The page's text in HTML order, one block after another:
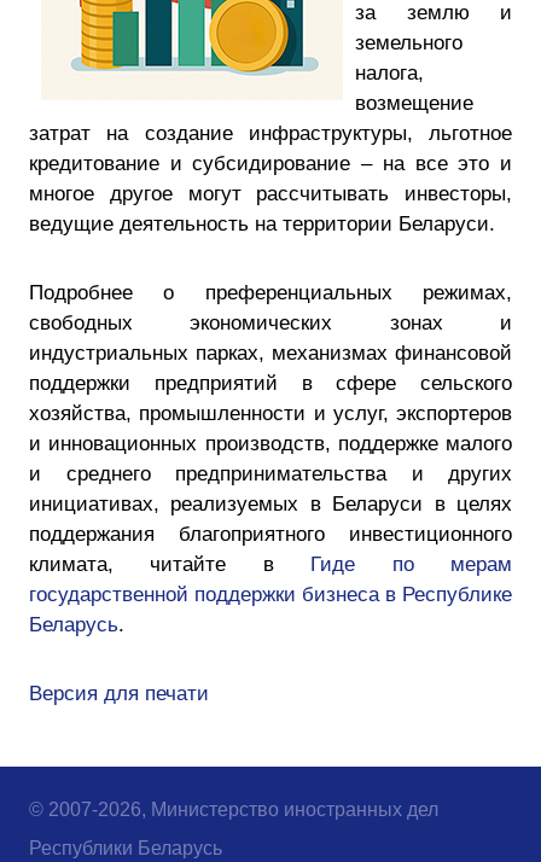
за землю и
земельного
налога,
возмещение
затрат на создание инфраструктуры, льготное
кредитование и субсидирование – на все это и
многое другое могут рассчитывать инвесторы,
ведущие деятельность на территории Беларуси.
Подробнее о преференциальных режимах,
свободных экономических зонах и
индустриальных парках, механизмах финансовой
поддержки предприятий в сфере сельского
хозяйства, промышленности и услуг, экспортеров
и инновационных производств, поддержке малого
и среднего предпринимательства и других
инициативах, реализуемых в Беларуси в целях
поддержания благоприятного инвестиционного
климата, читайте в Гиде по мерам
государственной поддержки бизнеса в Республике
Беларусь.
Версия для печати
© 2007-2026, Министерство иностранных дел
Республики Беларусь